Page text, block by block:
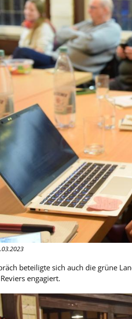
beteiligte sich auch die grüne
engagiert.